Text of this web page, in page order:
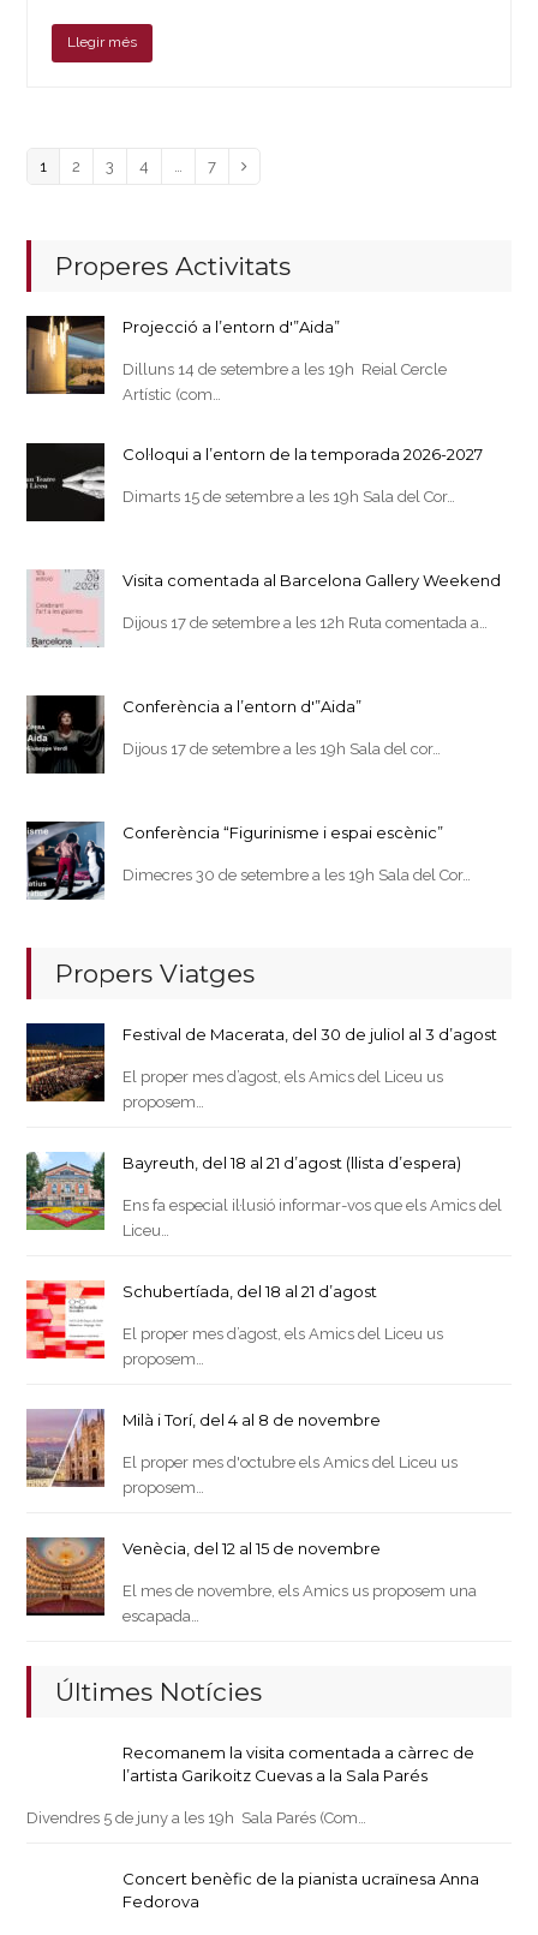
Llegir més
Page
1 Page
2 Page
3 Page
4 Page
7 Next
Properes Activitats
Projecció a l’entorn d'”Aida”
Dilluns 14 de setembre a les 19h Reial Cercle
Artístic (com…
Col·loqui a l’entorn de la temporada 2026-2027
Dimarts 15 de setembre a les 19h Sala del Cor…
Visita comentada al Barcelona Gallery Weekend
Dijous 17 de setembre a les 12h Ruta comentada a…
Conferència a l’entorn d'”Aida”
Dijous 17 de setembre a les 19h Sala del cor…
Conferència “Figurinisme i espai escènic”
Dimecres 30 de setembre a les 19h Sala del Cor…
Propers Viatges
Festival de Macerata, del 30 de juliol al 3 d’agost
El proper mes d’agost, els Amics del Liceu us
proposem…
Bayreuth, del 18 al 21 d’agost (llista d’espera)
Ens fa especial il·lusió informar-vos que els Amics del
Liceu…
Schubertíada, del 18 al 21 d’agost
El proper mes d’agost, els Amics del Liceu us
proposem…
Milà i Torí, del 4 al 8 de novembre
El proper mes d'octubre els Amics del Liceu us
proposem…
Venècia, del 12 al 15 de novembre
El mes de novembre, els Amics us proposem una
escapada…
Últimes Notícies
Recomanem la visita comentada a càrrec de
l’artista Garikoitz Cuevas a la Sala Parés
Divendres 5 de juny a les 19h Sala Parés (Com…
Concert benèfic de la pianista ucraïnesa Anna
Fedorova